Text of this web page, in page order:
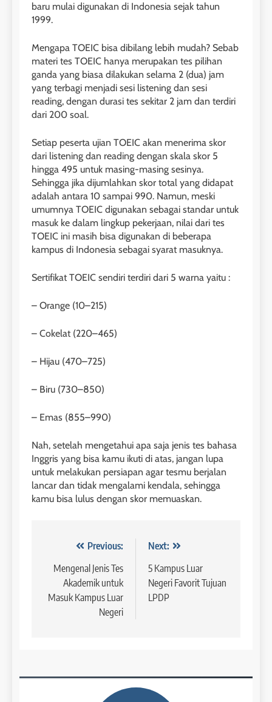
28
Jadwal Kursus IELTS Online
LEIDEN INSTITUTE
29
LEIDEN INSTITUTE
1
Online IELTS Courses
LEIDEN INSTITUTE
🎓 ScholarPath by Leiden
Online IELTS Courses
LEIDEN INSTITUTE
5
LEIDEN INSTITUTE
Study IELTS Preparation
Online IELTS Courses
40
Batch VII : 31 Maret – 28 April
2023
41
42
Batch V : 1 – 29 Maret 2023
COURSE PERIODS
43
COURSE PERIODS
Batch XV: 30 July – 27 August
2026
2026
baru mulai digunakan di Indonesia sejak tahun
1999.
Mengapa TOEIC bisa dibilang lebih mudah? Sebab
materi tes TOEIC hanya merupakan tes pilihan
ganda yang biasa dilakukan selama 2 (dua) jam
yang terbagi menjadi sesi listening dan sesi
reading, dengan durasi tes sekitar 2 jam dan terdiri
dari 200 soal.
Setiap peserta ujian TOEIC akan menerima skor
dari listening dan reading dengan skala skor 5
hingga 495 untuk masing-masing sesinya.
Sehingga jika dijumlahkan skor total yang didapat
adalah antara 10 sampai 990. Namun, meski
umumnya TOEIC digunakan sebagai standar untuk
masuk ke dalam lingkup pekerjaan, nilai dari tes
TOEIC ini masih bisa digunakan di beberapa
kampus di Indonesia sebagai syarat masuknya.
Sertifikat TOEIC sendiri terdiri dari 5 warna yaitu :
– Orange (10–215)
– Cokelat (220–465)
– Hijau (470–725)
– Biru (730–850)
– Emas (855–990)
Nah, setelah mengetahui apa saja jenis tes bahasa
Inggris yang bisa kamu ikuti di atas, jangan lupa
untuk melakukan persiapan agar tesmu berjalan
lancar dan tidak mengalami kendala, sehingga
kamu bisa lulus dengan skor memuaskan.
Navigasi
pos
Previous:
Mengenal Jenis Tes
Akademik untuk
Masuk Kampus Luar
Negeri
Next:
5 Kampus Luar
Negeri Favorit Tujuan
LPDP